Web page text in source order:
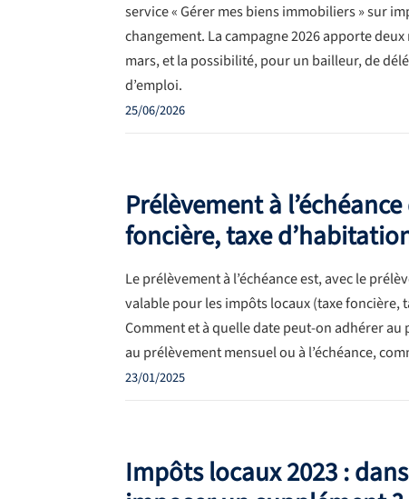
service « Gérer mes biens immobiliers » sur
changement. La campagne 2026 apporte
mars, et la possibilité, pour un bailleur, de
d’emploi.
25/06/2026
Prélèvement à
foncière, taxe
Le prélèvement à l’échéance est, avec le
valable pour les impôts locaux (taxe
Comment et à quelle date peut-on adhérer au
au prélèvement mensuel ou à l’échéance,
23/01/2025
Impôts locaux 2023 :